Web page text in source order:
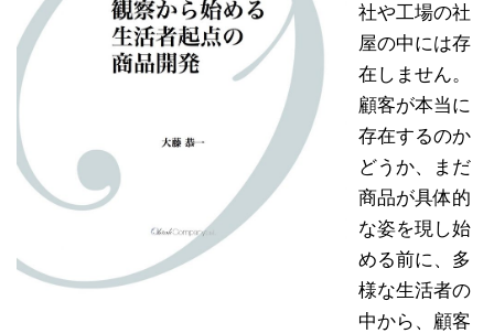
社や工場の社
屋の中には存
在しません。
顧客が本当に
存在するのか
どうか、まだ
商品が具体的
な姿を現し始
める前に、多
様な生活者の
中から、顧客